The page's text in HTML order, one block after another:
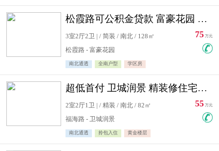
松霞路可公积金贷款 富豪花园 复式住宅急售送小棚
3室2厅2卫 | / 简装 / 南北 / 128㎡
松霞路 - 富豪花园
南北通透 全南户型 学区房
75 万元
超低首付 卫城润景 精装修住宅急售 可公积金贷款
2室2厅1卫 | / 精装 / 南北 / 82㎡
福海路 - 卫城润景
南北通透 拎包入住 黄金楼层
55 万元